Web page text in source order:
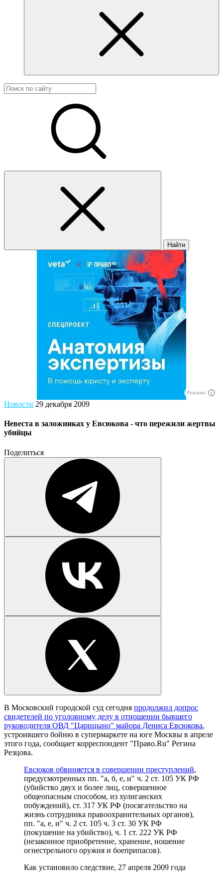
Найти
Реклама
Новости 29 декабря 2009
Невеста в заложниках у Евсюкова - что пережили жертвы
убийцы
Поделиться
В Московский городской суд сегодня продолжил допрос
свидетелей по уголовному делу в отношении бывшего
руководителя ОВД "Царицыно" майора Дениса Евсюкова,
устроившего бойню в супермаркете на юге Москвы в апреле
этого года, сообщает корреспондент "Право.Ru" Регина
Резцова.
Евсюков обвиняется в совершении преступлений,
предусмотренных пп. "а, б, е, и" ч. 2 ст. 105 УК РФ
(убийство двух и более лиц, совершенное
общеопасным способом, из хулиганских
побуждений), ст. 317 УК РФ (посягательство на
жизнь сотрудника правоохранительных органов),
пп. "а, е, и" ч. 2 ст. 105 ч. 3 ст. 30 УК РФ
(покушение на убийство), ч. 1 ст. 222 УК РФ
(незаконное приобретение, хранение, ношение
огнестрельного оружия и боеприпасов).
Как установило следствие, 27 апреля 2009 года